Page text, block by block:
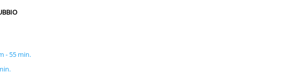
- 55 min.